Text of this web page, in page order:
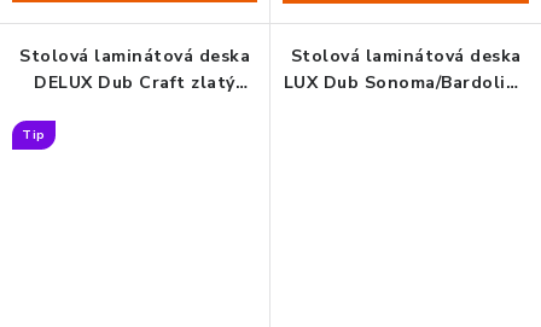
Stolová laminátová deska
DELUX Dub Craft zlatý
Tip
Stolová laminátová deska
LUX Dub Sonoma/Bardolino